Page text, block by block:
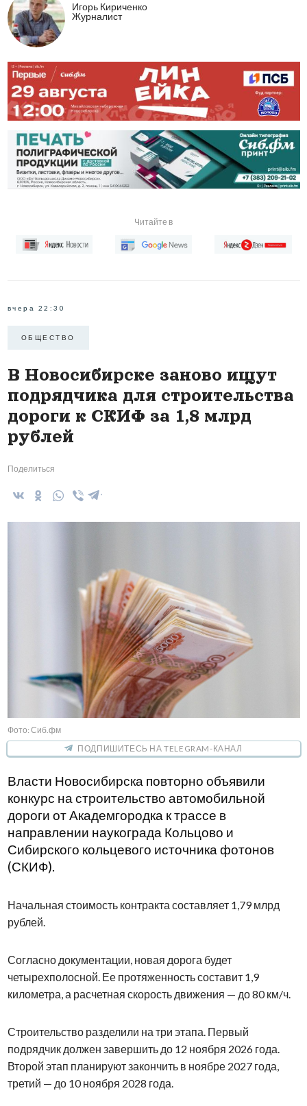
Игорь Кириченко
Журналист
Читайте в
вчера 22:30
ОБЩЕСТВО
В Новосибирске заново ищут
подрядчика для строительства
дороги к СКИФ за 1,8 млрд
рублей
Поделиться
Фото: Сиб.фм
ПОДПИШИТЕСЬ НА TELEGRAM-КАНАЛ
Власти Новосибирска повторно объявили
конкурс на строительство автомобильной
дороги от Академгородка к трассе в
направлении наукограда Кольцово и
Сибирского кольцевого источника фотонов
(СКИФ).
Начальная стоимость контракта составляет 1,79 млрд
рублей.
Согласно документации, новая дорога будет
четырехполосной. Ее протяженность составит 1,9
километра, а расчетная скорость движения — до 80 км/ч.
Строительство разделили на три этапа. Первый
подрядчик должен завершить до 12 ноября 2026 года.
Второй этап планируют закончить в ноябре 2027 года,
третий — до 10 ноября 2028 года.